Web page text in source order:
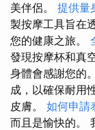
美伴侶。 提供量
製按摩工具旨在
您的健康之旅。
發現按摩杯和真
身體會感謝您的
成，以確保耐用
皮膚。 如何申請
而且是愉快的。